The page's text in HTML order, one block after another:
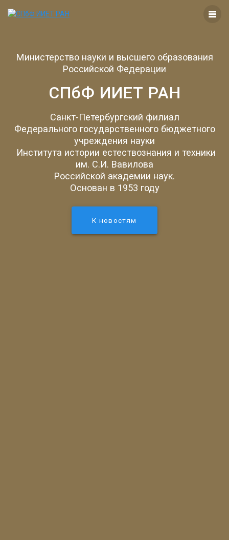
Министерство науки и высшего образования
Российской Федерации
СПбФ ИИЕТ РАН
Санкт-Петербургский филиал
Федерального государственного бюджетного
учреждения науки
Института истории естествознания и техники
им. С.И. Вавилова
Российской академии наук.
Основан в 1953 году
К новостям